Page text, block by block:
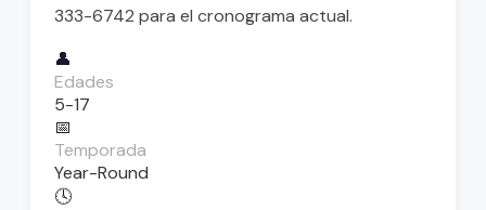
333-6742 para el cronograma actual.
👤
Edades
5-17
📅
Temporada
Year-Round
🕓